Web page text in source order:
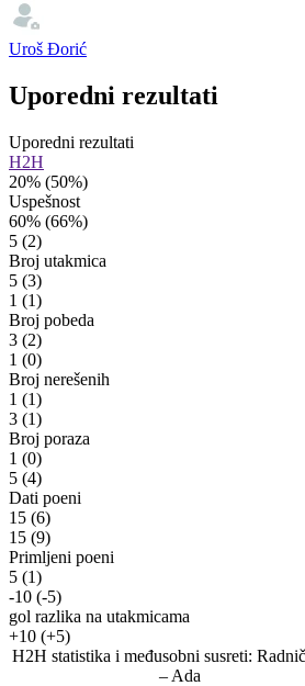
Uroš Đorić
Uporedni rezultati
Uporedni rezultati
H2H
20% (50%)
Uspešnost
60% (66%)
5 (2)
Broj utakmica
5 (3)
1 (1)
Broj pobeda
3 (2)
1 (0)
Broj nerešenih
1 (1)
3 (1)
Broj poraza
1 (0)
5 (4)
Dati poeni
15 (6)
15 (9)
Primljeni poeni
5 (1)
-10 (-5)
gol razlika na utakmicama
+10 (+5)
H2H statistika i međusobni susreti:
– Ada